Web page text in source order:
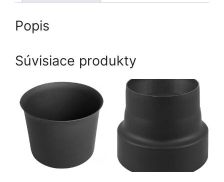
Popis
Súvisiace produkty